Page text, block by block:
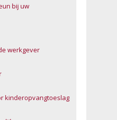
bij uw
werkgever
kinderopvangtoeslag